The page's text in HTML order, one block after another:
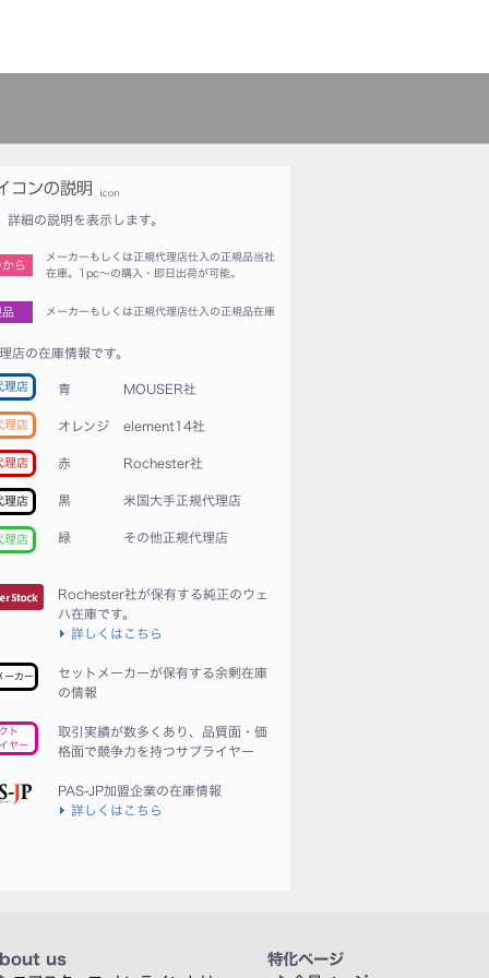
詳細の説明を表示します。
ら
メーカーもしくは正規代理店仕入の正規品当社
在庫。1pc〜の購入・即日出荷が可能。
メーカーもしくは正規代理店仕入の正規品在庫
店の在庫情報です。
理店
理店
理店
理店
理店
青 MOUSER社
オレンジ element14社
赤 Rochester社
黒 米国大手正規代理店
緑 その他正規代理店
Rochester社が保有する純正のウェ
ハ在庫です。
詳しくはこちら
ーカー
セットメーカーが保有する余剰在庫
の情報
ト
ヤー
取引実績が数多くあり、品質面・価
格面で競争力を持つサプライヤー
PAS-JP加盟企業の在庫情報
詳しくはこちら
us
特化ページ